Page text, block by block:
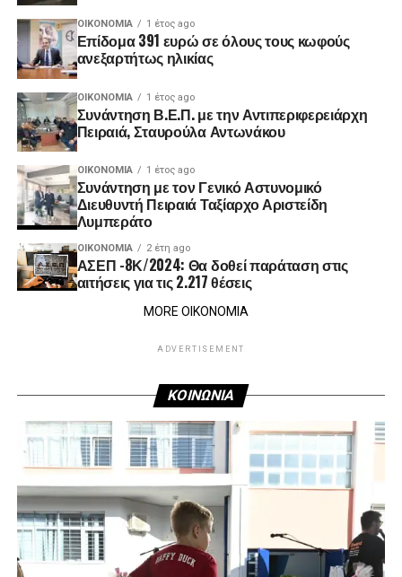
ΟΙΚΟΝΟΜΊΑ 1 έτος ago
Επίδομα 391 ευρώ σε όλους τους κωφούς
ανεξαρτήτως ηλικίας
ΟΙΚΟΝΟΜΊΑ 1 έτος ago
Συνάντηση Β.Ε.Π. με την Αντιπεριφερειάρχη
Πειραιά, Σταυρούλα Αντωνάκου
ΟΙΚΟΝΟΜΊΑ 1 έτος ago
Συνάντηση με τον Γενικό Αστυνομικό
Διευθυντή Πειραιά Ταξίαρχο Αριστείδη
Λυμπεράτο
ΟΙΚΟΝΟΜΊΑ 2 έτη ago
ΑΣΕΠ -8Κ/2024: Θα δοθεί παράταση στις
αιτήσεις για τις 2.217 θέσεις
MORE ΟΙΚΟΝΟΜΙΑ
ADVERTISEMENT
ΚΟΙΝΩΝΙΑ